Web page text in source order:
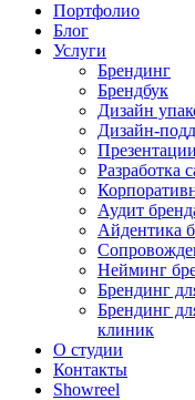
Портфолио
Блог
Услуги
Брендинг
Брендбук
Дизайн
Дизайн-
Презентации
Разработка
Аудит
Айдентика
Нейминг
Брендинг
Брендинг
клиник
О студии
Контакты
Showreel